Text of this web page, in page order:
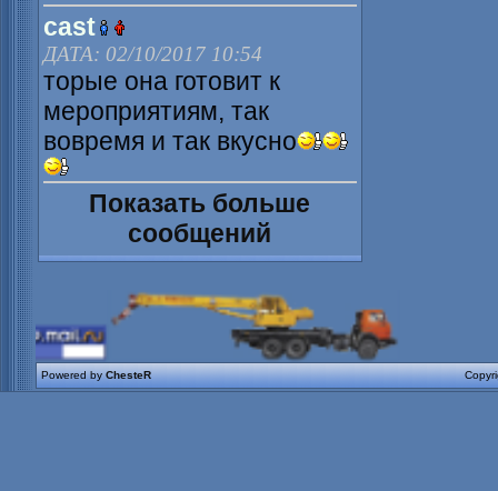
cast
ДАТА: 02/10/2017 10:54
торые она готовит к
мероприятиям, так
вовремя и так вкусно
Показать больше
сообщений
Powered byChesteR